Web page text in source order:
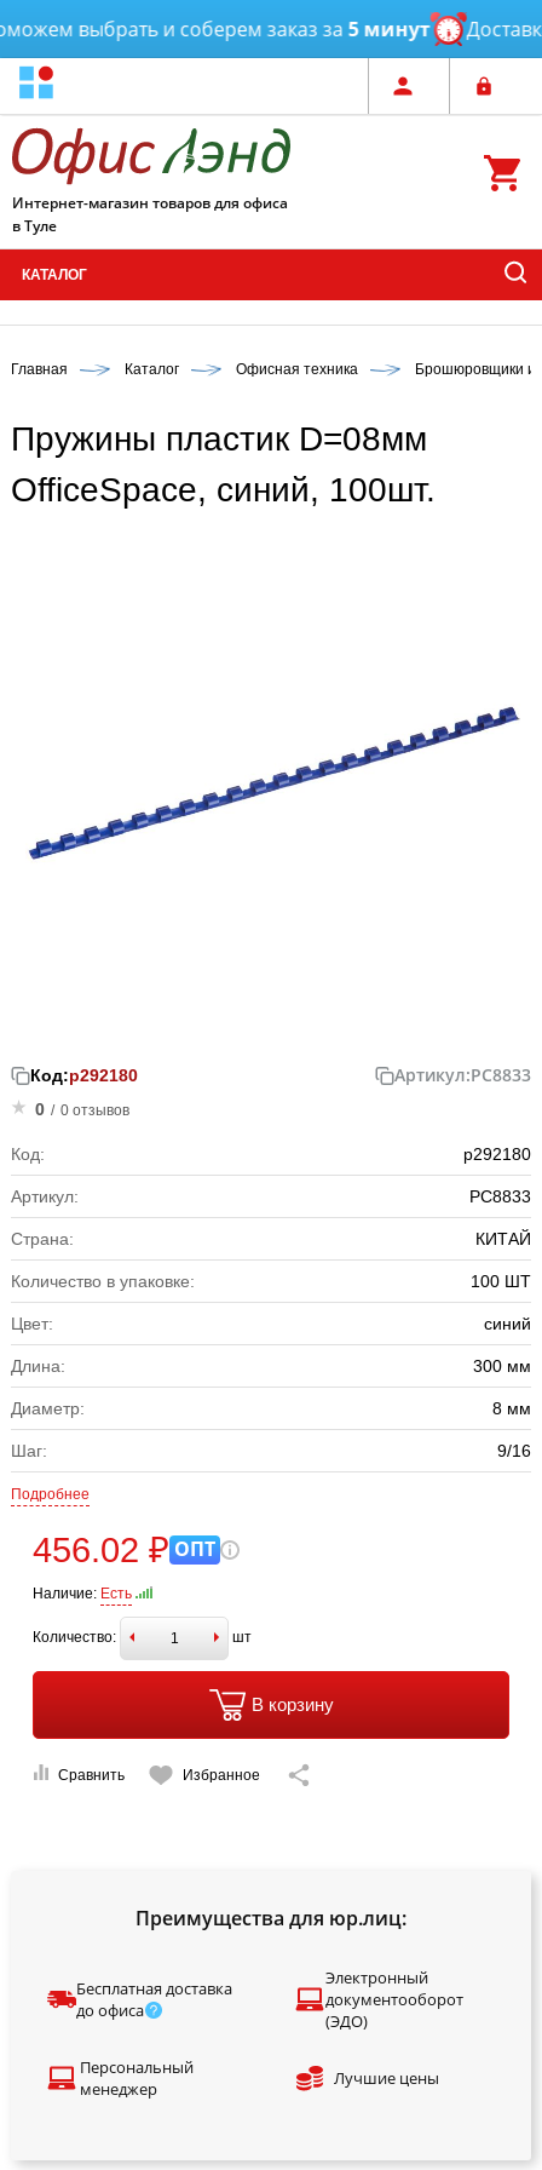
выбрать и соберем заказ за5 минут Доставка
Интернет-магазин товаров для офиса
в Туле
КАТАЛОГ
Главная Каталог Офисная техника Брошюровщики и
Пружины пластик D=08мм
OfficeSpace, синий, 100шт.
Код:р292180 Артикул:PC8833
0 / 0 отзывов
Код: р292180
Артикул: PC8833
Страна: КИТАЙ
Количество в упаковке: 100 ШТ
Цвет: синий
Длина: 300 мм
Диаметр: 8 мм
Шаг: 9/16
Подробнее
456.02 ₽ ОПТ
Наличие: Есть
Количество: шт
В корзину
Сравнить Избранное
Преимущества для юр.лиц:
Бесплатная доставка
до офиса
Электронный
документооборот
(ЭДО)
Персональный
менеджер
Лучшие цены